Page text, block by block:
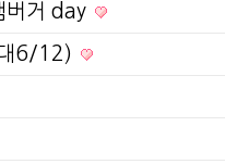
버거 day
6/12)